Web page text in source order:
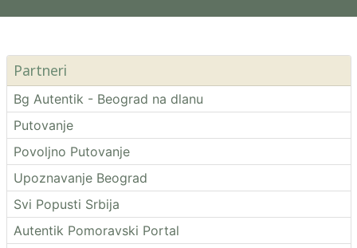
Partneri
Bg Autentik - Beograd na dlanu
Putovanje
Povoljno Putovanje
Upoznavanje Beograd
Svi Popusti Srbija
Autentik Pomoravski Portal